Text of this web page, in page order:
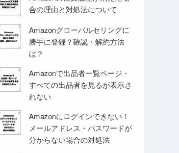
合の理由と対処法について
Amazonグローバルセリングに
勝手に登録？確認・解約方法
は？
Amazonで出品者一覧ページ・
すべての出品者を見るが表示さ
れない
Amazonにログインできない！
メールアドレス・パスワードが
分からない場合の対処法